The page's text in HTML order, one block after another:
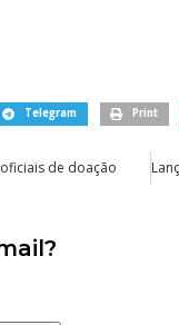
Telegram Print
de doação